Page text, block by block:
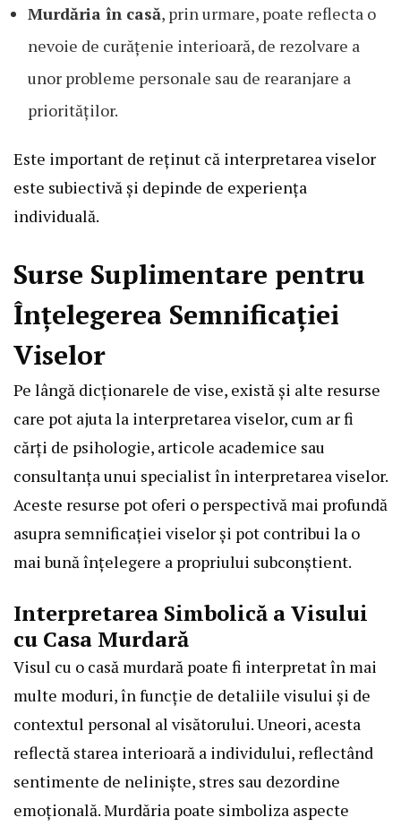
Murdăria în casă, prin urmare, poate reflecta o
nevoie de curățenie interioară, de rezolvare a
unor probleme personale sau de rearanjare a
priorităților.
Este important de reținut că interpretarea viselor
este subiectivă și depinde de experiența
individuală.
Surse Suplimentare pentru
Înțelegerea Semnificației
Viselor
Pe lângă dicționarele de vise, există și alte resurse
care pot ajuta la interpretarea viselor, cum ar fi
cărți de psihologie, articole academice sau
consultanța unui specialist în interpretarea viselor.
Aceste resurse pot oferi o perspectivă mai profundă
asupra semnificației viselor și pot contribui la o
mai bună înțelegere a propriului subconștient.
Interpretarea Simbolică a Visului
cu Casa Murdară
Visul cu o casă murdară poate fi interpretat în mai
multe moduri, în funcție de detaliile visului și de
contextul personal al visătorului. Uneori, acesta
reflectă starea interioară a individului, reflectând
sentimente de neliniște, stres sau dezordine
emoțională. Murdăria poate simboliza aspecte